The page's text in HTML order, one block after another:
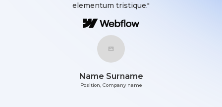
elementum tristique."
Name Surname
Position, Company name